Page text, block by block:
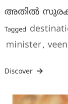
അതില്‍
Tagged
minister,
Discover